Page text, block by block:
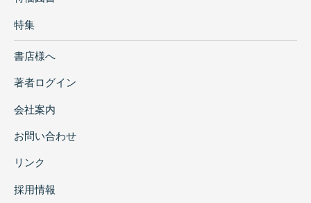
特集
書店様へ
著者ログイン
会社案内
お問い合わせ
リンク
採用情報